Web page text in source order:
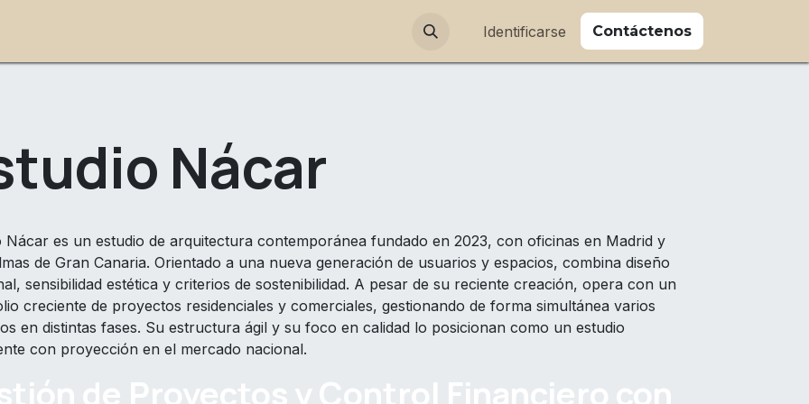
Trabajos Identificarse Contácte​nos
Nácar
Nácar es un estudio de arquitectura contemporánea fundado en 2023, con oficinas en Madrid y
de Gran Canaria. Orientado a una nueva generación de usuarios y espacios, combina diseño
sensibilidad estética y criterios de sostenibilidad. A pesar de su reciente creación, opera con un
creciente de proyectos residenciales y comerciales, gestionando de forma simultánea varios
en distintas fases. Su estructura ágil y su foco en calidad lo posicionan como un estudio
con proyección en el mercado nacional.